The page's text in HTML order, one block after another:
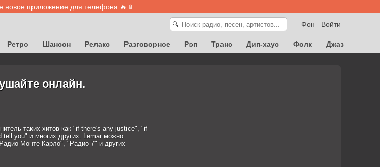
новое приложение для телефона 🔥📱
Войти
Фон
🔍
Ретро Шансон Релакс Разговорное Рэп Транс Дип-хаус Фолк
Джаз
онлайн.
таких хитов как "if there's any justice", "if
you" и многих других. Lemar можно
Монте Карло", "Радио 7" и других